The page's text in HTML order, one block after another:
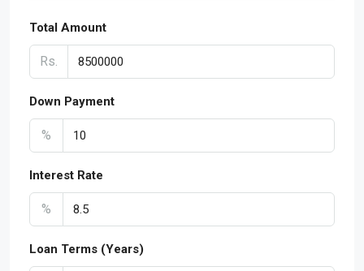
Total Amount
Rs.
Down Payment
%
Interest Rate
%
Loan Terms (Years)